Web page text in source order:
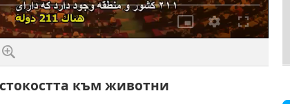
Качество
към животни